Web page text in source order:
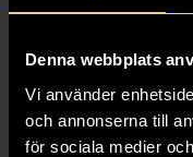
Denna webbplats
Vi använder
och annonserna till
för sociala medier